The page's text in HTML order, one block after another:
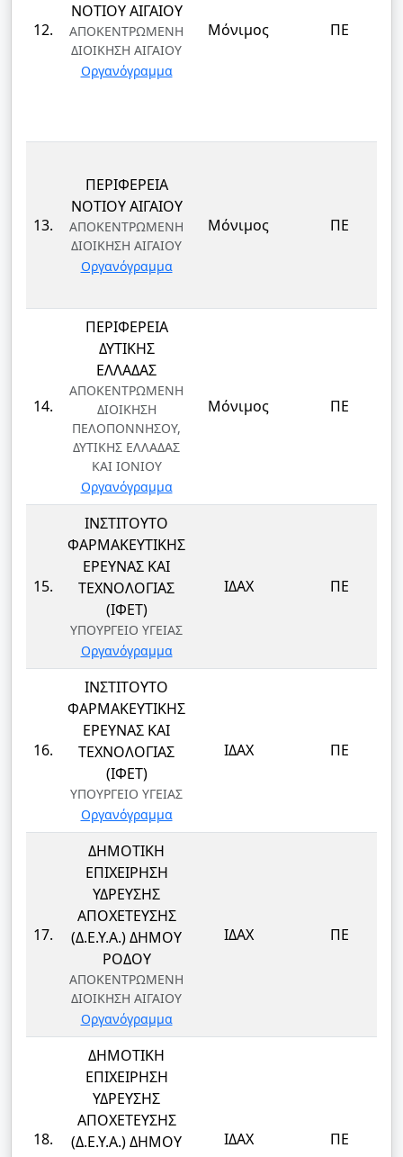
12.
ΝΟΤΙΟΥ ΑΙΓΑΙΟΥ
ΑΠΟΚΕΝΤΡΩΜΕΝΗ
ΔΙΟΙΚΗΣΗ ΑΙΓΑΙΟΥ
Οργανόγραμμα
Μόνιμος ΠΕ
13.
ΠΕΡΙΦΕΡΕΙΑ
ΝΟΤΙΟΥ ΑΙΓΑΙΟΥ
ΑΠΟΚΕΝΤΡΩΜΕΝΗ
ΔΙΟΙΚΗΣΗ ΑΙΓΑΙΟΥ
Οργανόγραμμα
Μόνιμος ΠΕ
14.
ΠΕΡΙΦΕΡΕΙΑ
ΔΥΤΙΚΗΣ
ΕΛΛΑΔΑΣ
ΑΠΟΚΕΝΤΡΩΜΕΝΗ
ΔΙΟΙΚΗΣΗ
ΠΕΛΟΠΟΝΝΗΣΟΥ,
ΔΥΤΙΚΗΣ ΕΛΛΑΔΑΣ
ΚΑΙ ΙΟΝΙΟΥ
Οργανόγραμμα
Μόνιμος ΠΕ
15.
ΙΝΣΤΙΤΟΥΤΟ
ΦΑΡΜΑΚΕΥΤΙΚΗΣ
ΕΡΕΥΝΑΣ ΚΑΙ
ΤΕΧΝΟΛΟΓΙΑΣ
(ΙΦΕΤ)
ΥΠΟΥΡΓΕΙΟ ΥΓΕΙΑΣ
Οργανόγραμμα
ΙΔΑΧ ΠΕ
16.
ΙΝΣΤΙΤΟΥΤΟ
ΦΑΡΜΑΚΕΥΤΙΚΗΣ
ΕΡΕΥΝΑΣ ΚΑΙ
ΤΕΧΝΟΛΟΓΙΑΣ
(ΙΦΕΤ)
ΥΠΟΥΡΓΕΙΟ ΥΓΕΙΑΣ
Οργανόγραμμα
ΙΔΑΧ ΠΕ
17.
ΔΗΜΟΤΙΚΗ
ΕΠΙΧΕΙΡΗΣΗ
ΥΔΡΕΥΣΗΣ
ΑΠΟΧΕΤΕΥΣΗΣ
(Δ.Ε.Υ.Α.) ΔΗΜΟΥ
ΡΟΔΟΥ
ΑΠΟΚΕΝΤΡΩΜΕΝΗ
ΔΙΟΙΚΗΣΗ ΑΙΓΑΙΟΥ
Οργανόγραμμα
ΙΔΑΧ ΠΕ
18.
ΔΗΜΟΤΙΚΗ
ΕΠΙΧΕΙΡΗΣΗ
ΥΔΡΕΥΣΗΣ
ΑΠΟΧΕΤΕΥΣΗΣ
(Δ.Ε.Υ.Α.) ΔΗΜΟΥ
ΙΔΑΧ ΠΕ